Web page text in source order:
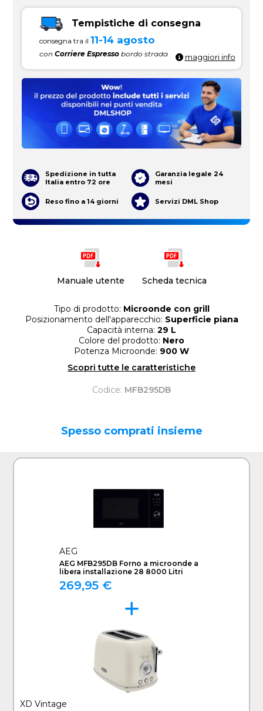
Manuale utente Scheda tecnica
Tipo di prodotto: Microonde con grill
Posizionamento dell'apparecchio: Superficie piana
Capacità interna: 29 L
Colore del prodotto: Nero
Potenza Microonde: 900 W
Scopri tutte le caratteristiche
Codice: MFB295DB
Tempistiche di consegna
consegna tra il 11-14 agosto
conCorriere Espresso bordo strada maggiori info
Spedizione in tutta
Italia entro 72 ore
Garanzia legale 24
mesi
Reso fino a 14 giorni Servizi DML Shop
Spesso comprati insieme
AEG
AEG MFB295DB Forno a microonde a
libera installazione 28 8000 Litri
269,95 €
XD Vintage